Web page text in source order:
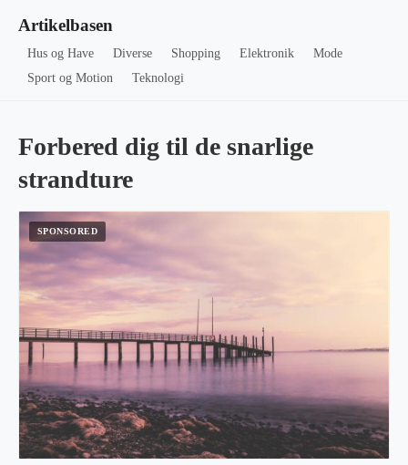
Artikelbasen
Hus og Have Diverse Shopping Elektronik
Mode
Sport og Motion
Teknologi
Forbered dig til de snarlige
strandture